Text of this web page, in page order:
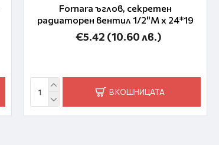
Fornara ъглов, секретен
радиаторен вентил 1/2"M x 24*19
€5.42 (10.60 лв.)
В КОШНИЦАТА